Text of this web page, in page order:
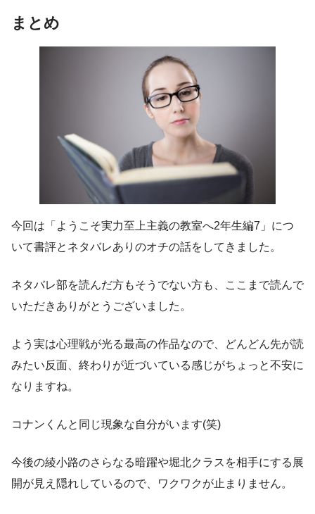
まとめ
今回は「ようこそ実力至上主義の教室へ2年生編7」につ
いて書評とネタバレありのオチの話をしてきました。
ネタバレ部を読んだ方もそうでない方も、ここまで読んで
いただきありがとうございました。
よう実は心理戦が光る最高の作品なので、どんどん先が読
みたい反面、終わりが近づいている感じがちょっと不安に
なりますね。
コナンくんと同じ現象な自分がいます(笑)
今後の綾小路のさらなる暗躍や堀北クラスを相手にする展
開が見え隠れしているので、ワクワクが止まりません。